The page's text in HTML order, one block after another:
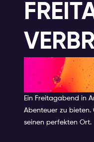
Die
zu
Ein Freitagabend in
Abenteuer zu
seinen perfekten Ort.